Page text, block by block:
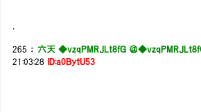
265 ： 六天 ◆vzqPMRJLt8fG ＠
21:03:28
ID:a0BytU53